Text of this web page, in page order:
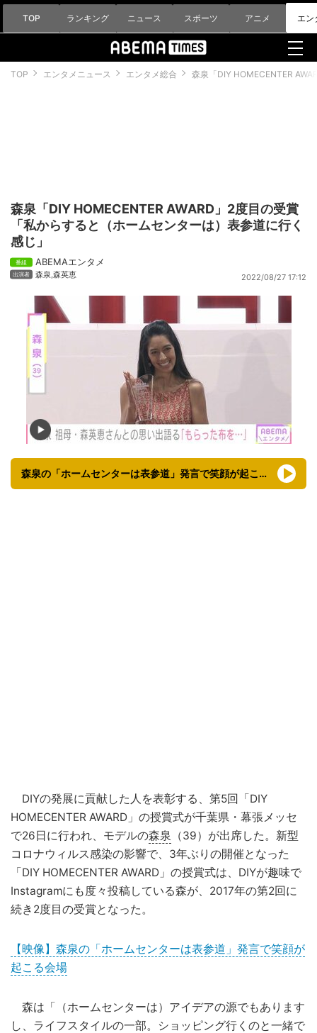
TOP ランキング ニュース スポーツ アニメ エン
TOP エンタメニュース エンタメ総合 森泉「DIY HOMECENTER
森泉「DIY HOMECENTER AWARD」2度目の受賞
「私からすると（ホームセンターは）表参道に行く
感じ」
ABEMAエンタメ
森泉 森英恵 2022/08/27 17:12
森泉の「ホームセンターは表参道」発言で笑顔が起こる会場
DIYの発展に貢献した人を表彰する、第5回「DIY
HOMECENTER AWARD」の授賞式が千葉県・幕張メッセ
で26日に行われ、モデルの森泉
（39）が出席した。新型
コロナウィルス感染の影響で、3年ぶりの開催となった
「DIY HOMECENTER AWARD」の授賞式は、DIYが趣味で
Instagramにも度々投稿している森が、2017年の第2回に
続き2度目の受賞となった。
【映像】森泉の「ホームセンターは表参道」発言で笑顔が
起こる会場
森は「（ホームセンターは）アイデアの源でもあります
し、ライフスタイルの一部。ショッピング行くのと一緒で